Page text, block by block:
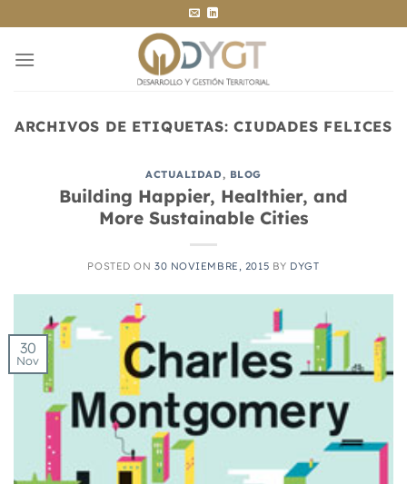
al
contenido
ARCHIVOS DE ETIQUETAS:CIUDADES FELICES
ACTUALIDAD, BLOG
Building Happier, Healthier, and
More Sustainable Cities
POSTED ON 30 NOVIEMBRE, 2015 BY DYGT
30
Nov